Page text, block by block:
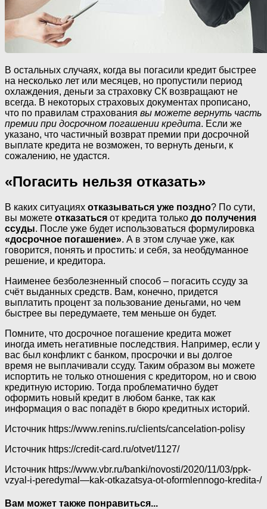
В остальных случаях, когда вы погасили кредит быстрее
на несколько лет или месяцев, но пропустили период
охлаждения, деньги за страховку СК возвращают не
всегда. В некоторых страховых документах прописано,
что по правилам страхования вы можете вернуть часть
премии при досрочном погашении кредита. Если же
указано, что частичный возврат премии при досрочной
выплате кредита не возможен, то вернуть деньги, к
сожалению, не удастся.
«Погасить нельзя отказать»
В каких ситуациях отказываться уже поздно? По сути,
вы можете отказаться от кредита только до получения
ссуды. После уже будет использоваться формулировка
«досрочное погашение». А в этом случае уже, как
говорится, понять и простить: и себя, за необдуманное
решение, и кредитора.
Наименее безболезненный способ – погасить ссуду за
счёт выданных средств. Вам, конечно, придется
выплатить процент за пользование деньгами, но чем
быстрее вы передумаете, тем меньше он будет.
Помните, что досрочное погашение кредита может
иногда иметь негативные последствия. Например, если у
вас был конфликт с банком, просрочки и вы долгое
время не выплачивали ссуду. Таким образом вы можете
испортить не только отношения с кредитором, но и свою
кредитную историю. Тогда проблематично будет
оформить новый кредит в любом банке, так как
информация о вас попадёт в бюро кредитных историй.
Источник https://www.renins.ru/clients/cancelation-polisy
Источник https://credit-card.ru/otvet/1127/
Источник https://www.vbr.ru/banki/novosti/2020/11/03/ppk-
vzyal-i-peredymal—kak-otkazatsya-ot-oformlennogo-kredita-/
Вам может также понравиться...